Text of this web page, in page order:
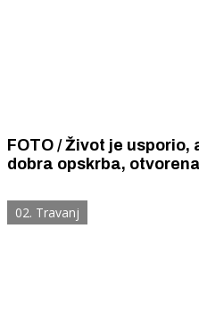
FOTO / Život je
dobra opskrba,
02. Travanj